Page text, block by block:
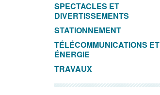
SPECTACLES ET
DIVERTISSEMENTS
STATIONNEMENT
TÉLÉCOMMUNICATIONS ET
ÉNERGIE
TRAVAUX